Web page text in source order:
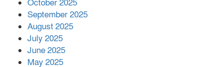
পর ফোন তারেক রহমানের,গ্যাস সঙ্কট
October 2025
September 2025
August 2025
July 2025
June 2025
May 2025